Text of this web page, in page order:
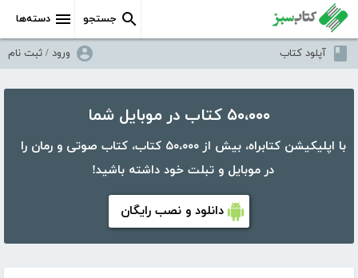
دسته‌ها جستجو
آپلود کتاب ورود / ثبت نام
۵۰،۰۰۰ کتاب در موبایل شما
با اپلیکیشن کتابراه، بیش از ۵۰،۰۰۰ کتاب، کتاب صوتی و رمان را
در موبایل و تبلت خود داشته باشید!
دانلود و نصب رایگان